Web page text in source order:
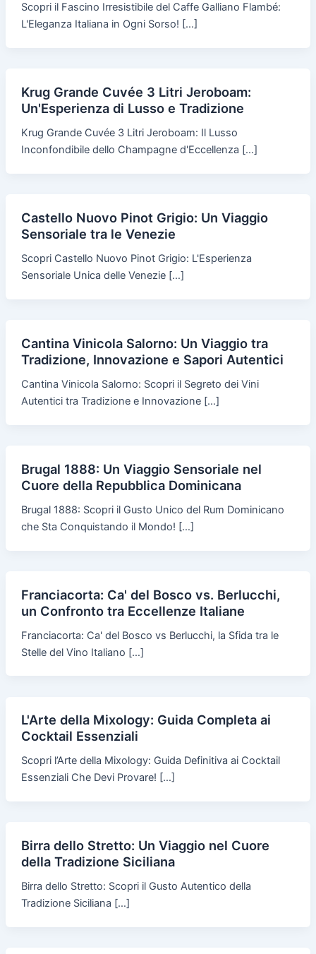
Scopri il Fascino Irresistibile del Caffe Galliano Flambé:
L'Eleganza Italiana in Ogni Sorso! […]
Krug Grande Cuvée 3 Litri Jeroboam:
Un'Esperienza di Lusso e Tradizione
Krug Grande Cuvée 3 Litri Jeroboam: Il Lusso
Inconfondibile dello Champagne d'Eccellenza […]
Castello Nuovo Pinot Grigio: Un Viaggio
Sensoriale tra le Venezie
Scopri Castello Nuovo Pinot Grigio: L'Esperienza
Sensoriale Unica delle Venezie […]
Cantina Vinicola Salorno: Un Viaggio tra
Tradizione, Innovazione e Sapori Autentici
Cantina Vinicola Salorno: Scopri il Segreto dei Vini
Autentici tra Tradizione e Innovazione […]
Brugal 1888: Un Viaggio Sensoriale nel
Cuore della Repubblica Dominicana
Brugal 1888: Scopri il Gusto Unico del Rum Dominicano
che Sta Conquistando il Mondo! […]
Franciacorta: Ca' del Bosco vs. Berlucchi,
un Confronto tra Eccellenze Italiane
Franciacorta: Ca' del Bosco vs Berlucchi, la Sfida tra le
Stelle del Vino Italiano […]
L'Arte della Mixology: Guida Completa ai
Cocktail Essenziali
Scopri l’Arte della Mixology: Guida Definitiva ai Cocktail
Essenziali Che Devi Provare! […]
Birra dello Stretto: Un Viaggio nel Cuore
della Tradizione Siciliana
Birra dello Stretto: Scopri il Gusto Autentico della
Tradizione Siciliana […]